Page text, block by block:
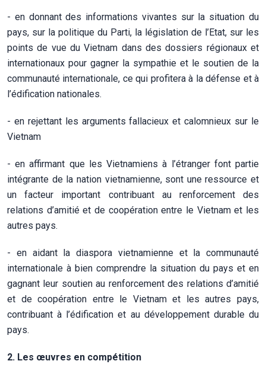
- en donnant des informations vivantes sur la situation du
pays, sur la politique du Parti, la législation de l’Etat, sur les
points de vue du Vietnam dans des dossiers régionaux et
internationaux pour gagner la sympathie et le soutien de la
communauté internationale, ce qui profitera à la défense et à
l’édification nationales.
- en rejettant les arguments fallacieux et calomnieux sur le
Vietnam
- en affirmant que les Vietnamiens à l’étranger font partie
intégrante de la nation vietnamienne, sont une ressource et
un facteur important contribuant au renforcement des
relations d’amitié et de coopération entre le Vietnam et les
autres pays.
- en aidant la diaspora vietnamienne et la communauté
internationale à bien comprendre la situation du pays et en
gagnant leur soutien au renforcement des relations d’amitié
et de coopération entre le Vietnam et les autres pays,
contribuant à l’édification et au développement durable du
pays.
2. Les œuvres en compétition